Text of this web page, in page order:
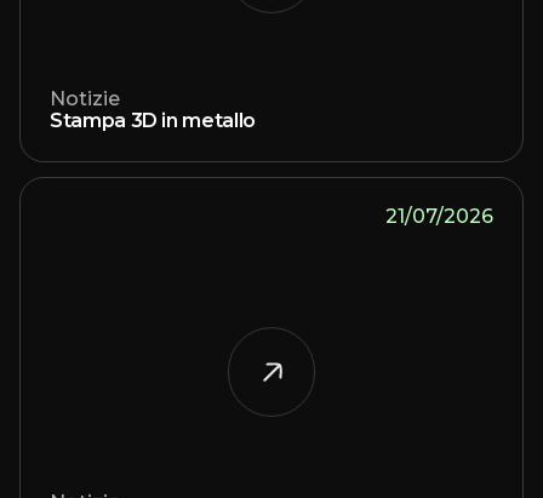
Notizie
Stampa 3D in metallo
21/07/2026